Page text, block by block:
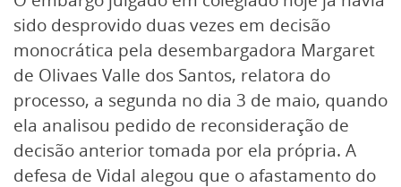
sido desprovido duas vezes em decisão
monocrática pela desembargadora Margaret
de Olivaes Valle dos Santos, relatora do
processo, a segunda no dia 3 de maio, quando
ela analisou pedido de reconsideração de
decisão anterior tomada por ela própria. A
defesa de Vidal alegou que o afastamento do